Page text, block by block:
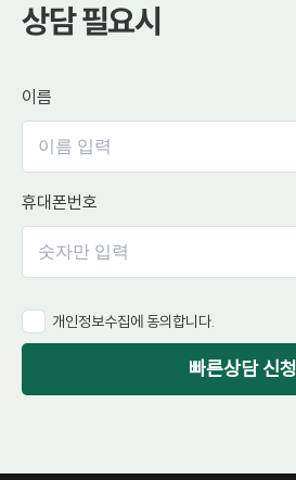
상담 필요시
이름
휴대폰번호
개인정보수집에 동의합니다.
빠른상담 신청